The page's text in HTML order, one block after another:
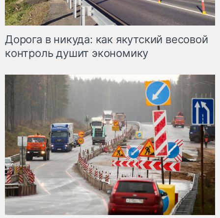
Дорога в никуда: как якутский весовой
контроль душит экономику